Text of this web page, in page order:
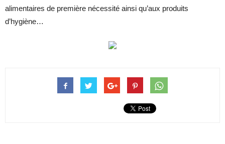
alimentaires de première nécessité ainsi qu’aux produits
d’hygiène…